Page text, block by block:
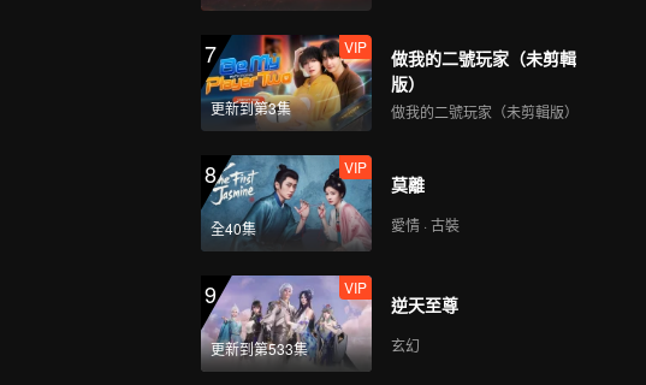
7
更新到第3集
VIP
做我的二號玩家（未剪輯
版）
做我的二號玩家（未剪輯版）
8
全40集
VIP
莫離
愛情 · 古裝
9
更新到第533集
VIP
逆天至尊
玄幻